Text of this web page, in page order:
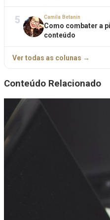
5 Camila Betanin
Como combater a
conteúdo
Ver todas as colunas →
Conteúdo Relacionado